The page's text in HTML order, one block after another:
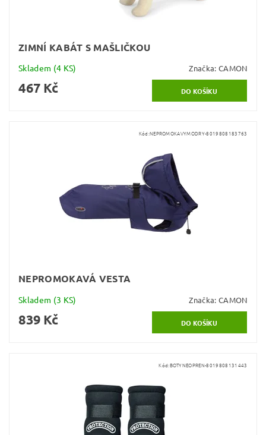
ZIMNÍ KABÁT S MAŠLIČKOU
Skladem (4 KS) Značka: CAMON
467 Kč
Kód:NEPROMOKAVYMODRY-8019808183763
NEPROMOKAVÁ VESTA
Skladem (3 KS) Značka: CAMON
839 Kč
Kód:BOTYNEOPREN-8019808131443